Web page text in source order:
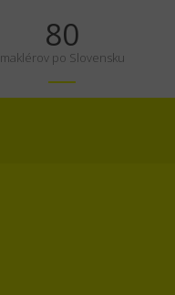
100
maklérov po Slovensku